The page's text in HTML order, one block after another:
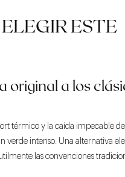
ESTE
original a los
térmico y la caída impecable
verde intenso. Una alternativa
las convenciones